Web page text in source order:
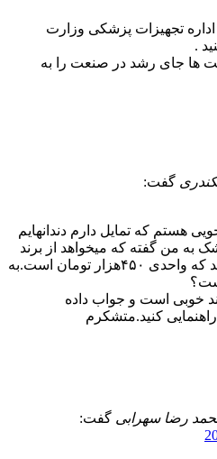
اداره تجهیزات پزشکی وزارت
.
ها جای رشد در صنعت را به
گفت:
هستم که تمایل دارم دندانهایم
به من گفته که میخواهد از برند
نانو کامپوزیت استفاده کند که واحدی ۴۵۰هزار تومان است.به
خوبی است و جواب داده
کنید.متشکرم
رضا سهرابی گفت: